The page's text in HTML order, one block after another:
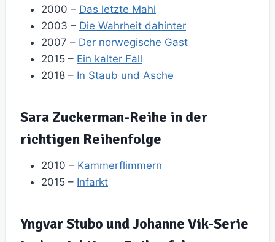
2000 – Das letzte Mahl
2003 – Die Wahrheit dahinter
2007 – Der norwegische Gast
2015 – Ein kalter Fall
2018 – In Staub und Asche
Sara Zuckerman-Reihe in der
richtigen Reihenfolge
2010 – Kammerflimmern
2015 – Infarkt
Yngvar Stubo und Johanne Vik-Serie